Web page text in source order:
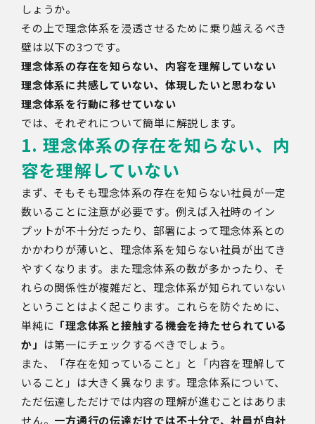
しょうか。
その上で理念体系を浸透させるために乗り越えるべき
壁は以下の3つです。
理念体系の存在を知らない、内容を理解していない
理念体系に共感していない、体現したいと思わない
理念体系を行動に移せていない
では、それぞれについて簡単に解説します。
1. 理念体系の存在を知らない、内
容を理解していない
まず、そもそも理念体系の存在を知らない社員が一定
数いることに注意が必要です。例えば入社時のイン
プットが不十分だったり、部署によって理念体系との
かかわりが薄いと、理念体系を知らない社員が出てき
やすくなります。また理念体系の数が多かったり、そ
れらの関係性が複雑だと、理念体系が知られていない
ということはよく起こります。これらを防ぐために、
単純に 「理念体系と接触する機会を持たせられている
か」 は第一にチェックするべきでしょう。
また、「存在を知っていること」と「内容を理解して
いること」は大きく異なります。理念体系について、
ただ伝達しただけでは内容の理解が進むことはありま
せん。 一方通行の伝達だけでは不十分で、社員が自社